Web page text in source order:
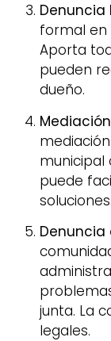
Denuncia
formal en
Aporta
pueden
dueño.
municipal
puede
soluciones.
junta. La
legales.